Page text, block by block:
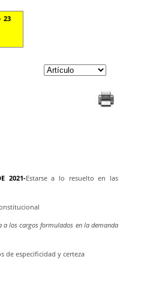
23
2021-Estarse a lo resuelto en las
los cargos formulados en la demanda
de especificidad y certeza